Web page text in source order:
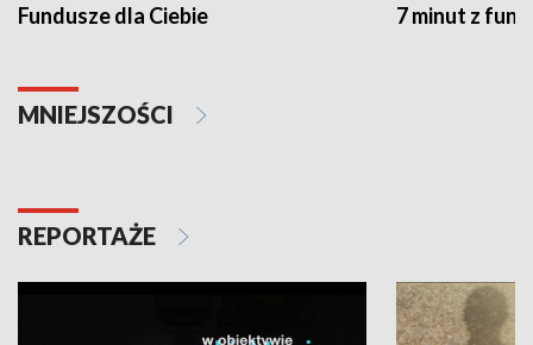
Fundusze dla Ciebie 7 minut z
MNIEJSZOŚCI
REPORTAŻE